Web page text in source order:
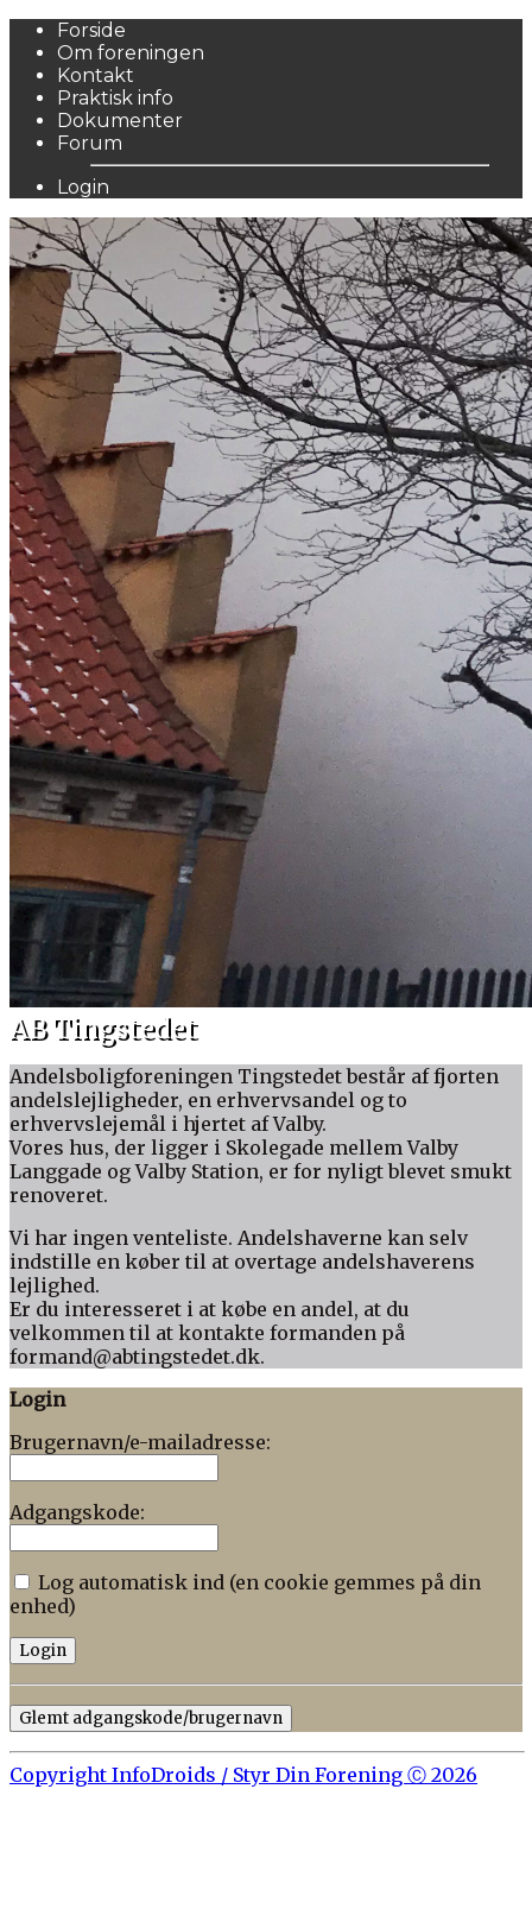
Forside
Om foreningen
Kontakt
Praktisk info
Dokumenter
Forum
Login
AB Tingstedet
Andelsboligforeningen Tingstedet består af fjorten
andelslejligheder, en erhvervsandel og to
erhvervslejemål i hjertet af Valby.
Vores hus, der ligger i Skolegade mellem Valby
Langgade og Valby Station, er for nyligt blevet smukt
renoveret.
Vi har ingen venteliste. Andelshaverne kan selv
indstille en køber til at overtage andelshaverens
lejlighed.
Er du interesseret i at købe en andel, at du
velkommen til at kontakte formanden på
formand@abtingstedet.dk.
Login
Brugernavn/e-mailadresse:
Adgangskode:
Log automatisk ind (en cookie gemmes på din
enhed)
Glemt adgangskode/brugernavn
Copyright InfoDroids / Styr Din Forening Ⓒ 2026